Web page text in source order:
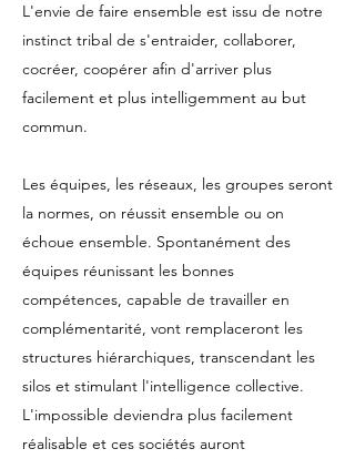
L'envie de faire ensemble est issu de notre
instinct tribal de s'entraider, collaborer,
cocréer, coopérer afin d'arriver plus
facilement et plus intelligemment au but
commun.
Les équipes, les réseaux, les groupes seront
la normes, on réussit ensemble ou on
échoue ensemble. Spontanément des
équipes réunissant les bonnes
compétences, capable de travailler en
complémentarité, vont remplaceront les
structures hiérarchiques, transcendant les
silos et stimulant l'intelligence collective.
L'impossible deviendra plus facilement
réalisable et ces sociétés auront